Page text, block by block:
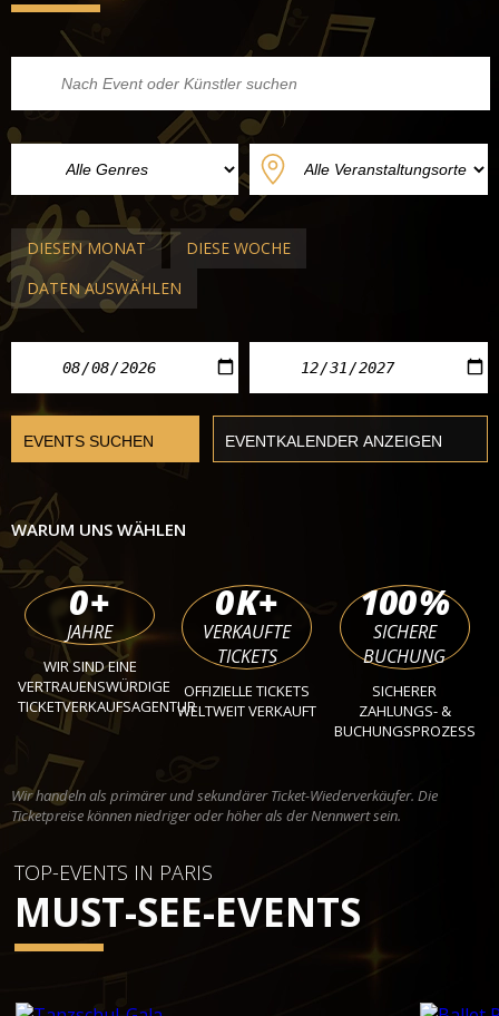
DIESEN MONAT
DIESE WOCHE
DATEN AUSWÄHLEN
WARUM UNS WÄHLEN
0+
JAHRE
WIR SIND EINE
VERTRAUENSWÜRDIGE
TICKETVERKAUFSAGENTUR
0K+
VERKAUFTE
TICKETS
OFFIZIELLE TICKETS
WELTWEIT VERKAUFT
100%
SICHERE
BUCHUNG
SICHERER
ZAHLUNGS- &
BUCHUNGSPROZESS
Wir handeln als primärer und sekundärer Ticket-Wiederverkäufer. Die
Ticketpreise können niedriger oder höher als der Nennwert sein.
TOP-EVENTS IN PARIS
MUST-SEE-EVENTS